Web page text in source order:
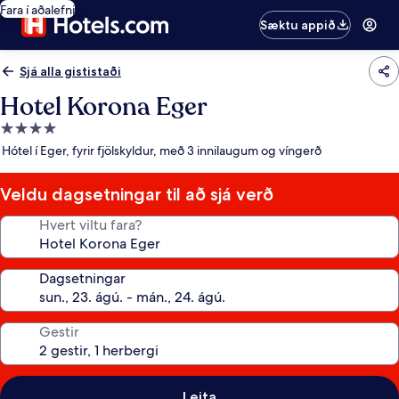
Fara í aðalefni
Sæktu appið
Sjá alla gististaði
Hotel Korona Eger
4.0
stjörnu
Hótel í Eger, fyrir fjölskyldur, með 3 innilaugum og víngerð
Veldu dagsetningar til að sjá verð
Hvert viltu fara?
Dagsetningar
Gestir